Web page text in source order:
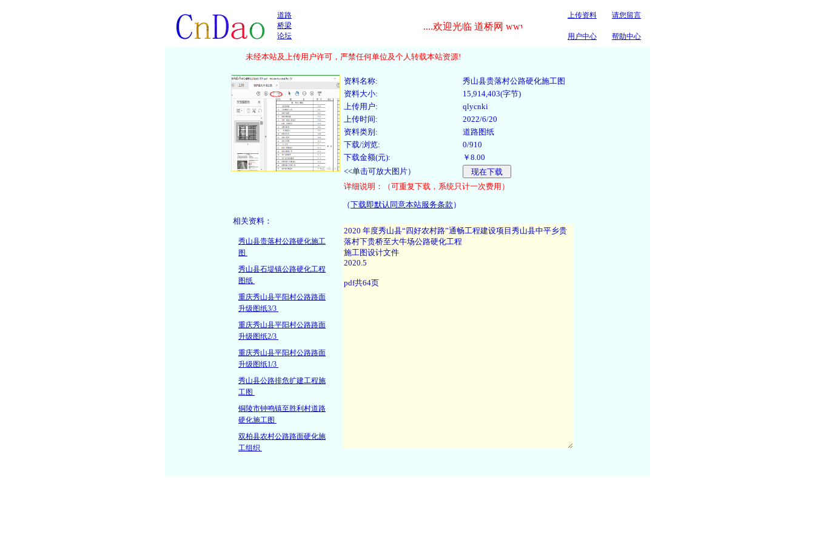
道路
桥梁
论坛
....欢迎光临 道桥网 www.cndao.com 道路 桥梁cndao.com....
上传资料 请您留言
用户中心 帮助中心
未经本站及上传用户许可，严禁任何单位及个人转载本站资源!
资料名称:
秀山县贵落村公路硬化施工图
资料大小:
15,914,403(字节)
上传用户:
qlycnki
上传时间:
2022/6/20
资料类别:
道路图纸
下载/浏览:
0/910
下载金额(元):
￥8.00
<<单击可放大图片）
详细说明：（可重复下载，系统只计一次费用）
（下载即默认同意本站服务条款 ）
相关资料：
秀山县贵落村公路硬化施工
图
秀山县石堤镇公路硬化工程
图纸
重庆秀山县平阳村公路路面
升级图纸3/3
重庆秀山县平阳村公路路面
升级图纸2/3
重庆秀山县平阳村公路路面
升级图纸1/3
秀山县公路排危扩建工程施
工图
铜陵市钟鸣镇至胜利村道路
硬化施工图
双柏县农村公路路面硬化施
工组织